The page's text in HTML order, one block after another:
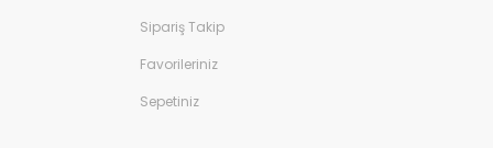
Sipariş Takip
Favorileriniz
Sepetiniz